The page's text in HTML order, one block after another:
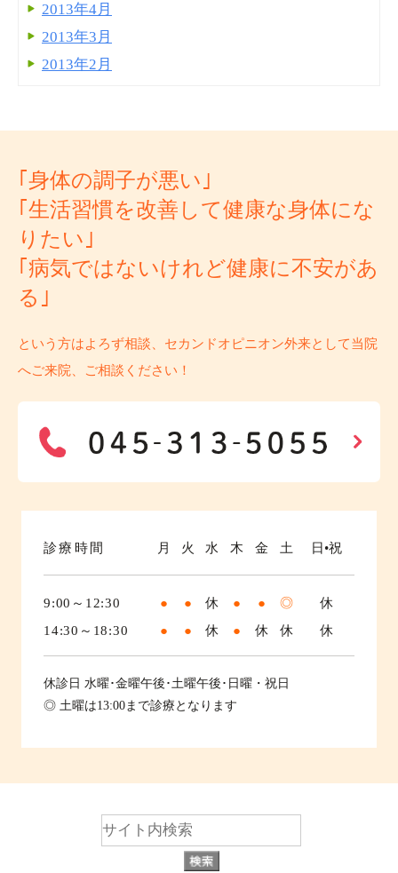
2013年4月
2013年3月
2013年2月
｢身体の調子が悪い｣
｢生活習慣を改善して健康な身体にな
りたい｣
｢病気ではないけれど健康に不安があ
る｣
という方はよろず相談、セカンドオピニオン外来として当院
へご来院、ご相談ください！
診療時間 月 火 水 木 金 土 日•祝
9:00～12:30 ● ● 休 ● ● ◎
休
14:30～18:30
● ● 休 ● 休 休 休
休診日 水曜･金曜午後･土曜午後･日曜・祝日
◎ 土曜は13:00まで診療となります